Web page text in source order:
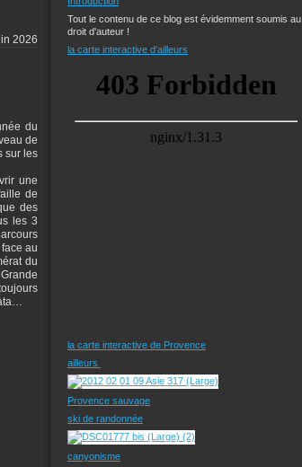
2026
du
de
sur les
une
de
des
les 3
au
du
Tout le contenu de ce blog est évidemment soumis au
droit d'auteur !
la carte interactive d'ailleurs
la carte interactive de Provence
ailleurs
Provence sauvage
ski de randonnée
canyonisme